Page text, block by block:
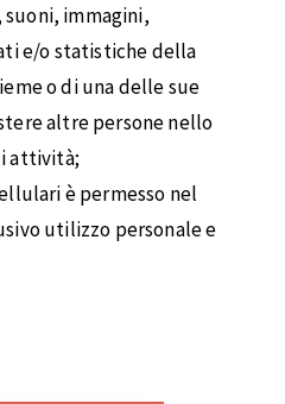
immagini,
e/o statistiche della
o di una delle sue
altre persone nello
attività;
è permesso nel
utilizzo personale e